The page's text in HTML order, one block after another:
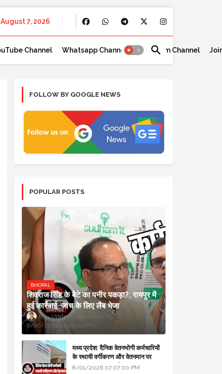
August 7, 2026
Channel Whatsapp Channel Telegram Channel
FOLLOW BY GOOGLE NEWS
POPULAR POSTS
BHOPAL
शिवराज सिंह के बेटे का पनीर पकड़ा?, रायपुर में
हुई कार्रवाई, जांच के लिए लैब भेजा
Updesh Awasthee
8/06/2026 10:09:00 PM
मध्य प्रदेश: दैनिक वेतनभोगी कर्मचारियों
के स्थायी वर्गीकरण और वेतनमान पर
सरकार का बड़ा स्पष्टीकरण
8/01/2026 07:07:00 PM